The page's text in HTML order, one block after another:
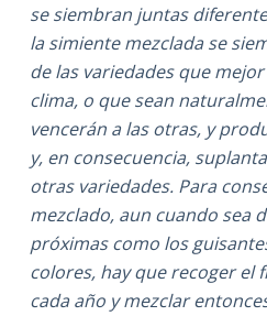
se siembran juntas
la simiente mezclada se
de las variedades que
clima, o que sean
vencerán a las otras, y
y, en consecuencia,
otras variedades. Para
mezclado, aun cuando sea
próximas como los
colores, hay que recoger el
cada año y mezclar